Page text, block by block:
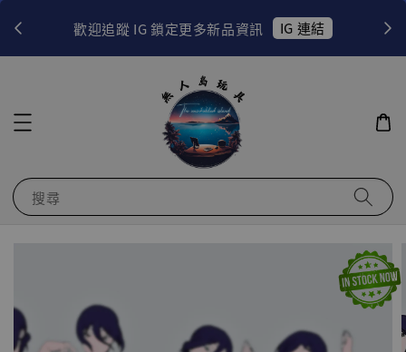
歡迎追蹤 IG 鎖定更多新品資訊 IG 連結
搜尋